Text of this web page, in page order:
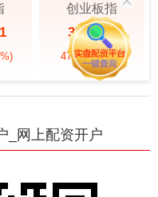
创业板指
3563.12
47.56(1.35%)
_网上配资开户